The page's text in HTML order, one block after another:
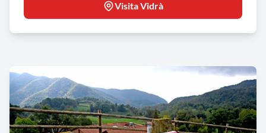
Visita Vidrà